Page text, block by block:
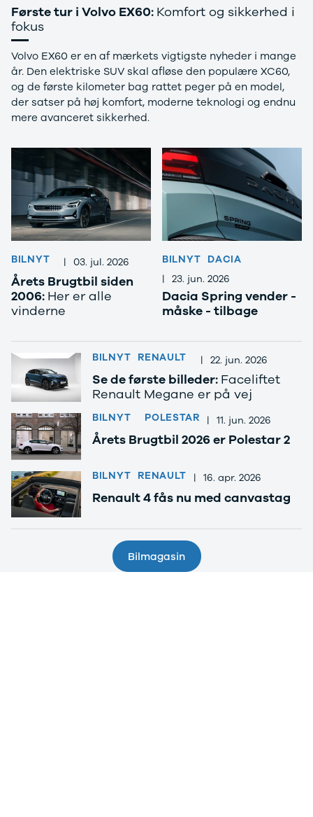
Første tur i Volvo EX60: Komfort og sikkerhed i
fokus
Volvo EX60 er en af mærkets vigtigste nyheder i mange
år. Den elektriske SUV skal afløse den populære XC60,
og de første kilometer bag rattet peger på en model,
der satser på høj komfort, moderne teknologi og endnu
mere avanceret sikkerhed.
BILNYT | 03. jul. 2026
Årets Brugtbil siden
2006: Her er alle
vinderne
BILNYT DACIA
| 23. jun. 2026
Dacia Spring vender -
måske - tilbage
BILNYT RENAULT | 22. jun. 2026
Se de første billeder: Faceliftet
Renault Megane er på vej
BILNYT POLESTAR | 11. jun. 2026
Årets Brugtbil 2026 er Polestar 2
BILNYT RENAULT | 16. apr. 2026
Renault 4 fås nu med canvastag
Bilmagasin